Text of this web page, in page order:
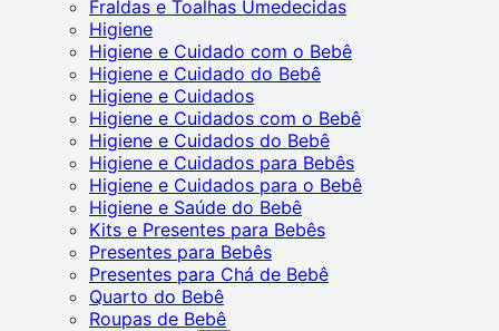
Fraldas e Toalhas Umedecidas
Higiene
Higiene e Cuidado com o Bebê
Higiene e Cuidado do Bebê
Higiene e Cuidados
Higiene e Cuidados com o Bebê
Higiene e Cuidados do Bebê
Higiene e Cuidados para Bebês
Higiene e Cuidados para o Bebê
Higiene e Saúde do Bebê
Kits e Presentes para Bebês
Presentes para Bebês
Presentes para Chá de Bebê
Quarto do Bebê
Roupas de Bebê